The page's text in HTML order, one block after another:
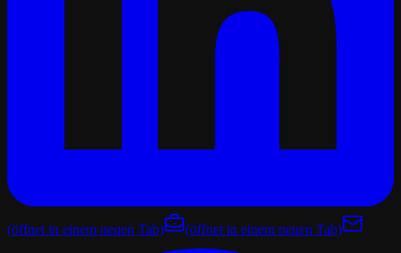
(öffnet in einem neuen Tab) (öffnet in einem neuen Tab)